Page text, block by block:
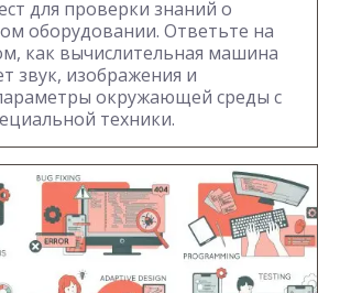
для проверки знаний о
оборудовании. Ответьте на
как вычислительная машина
звук, изображения и
окружающей среды с
техники.